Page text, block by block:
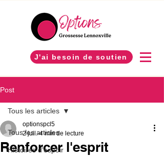
J'ai besoin de soutien
Post
Tous les articles
Histoires d'espoir
Tous les articles
Renforcer l'esprit
optionspcl5
2 juil. 4 min de lecture